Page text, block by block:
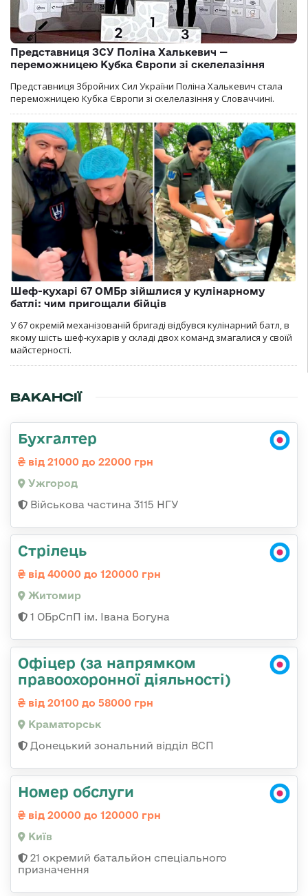
Представниця ЗСУ Поліна Халькевич —
переможницею Кубка Європи зі скелелазіння
Представниця Збройних Сил України Поліна Халькевич стала
переможницею Кубка Європи зі скелелазіння у Словаччині.
Шеф-кухарі 67 ОМБр зійшлися у кулінарному
батлі: чим пригощали бійців
У 67 окремій механізованій бригаді відбувся кулінарний батл, в
якому шість шеф-кухарів у складі двох команд змагалися у своїй
майстерності.
ВАКАНСІЇ
Бухгалтер
від 21000 до 22000 грн
Ужгород
Військова частина 3115 НГУ
Стрілець
від 40000 до 120000 грн
Житомир
1 ОБрСпП ім. Івана Богуна
Офіцер (за напрямком
правоохоронної діяльності)
від 20100 до 58000 грн
Краматорськ
Донецький зональний відділ ВСП
Номер обслуги
від 20000 до 120000 грн
Київ
21 окремий батальйон спеціального
призначення